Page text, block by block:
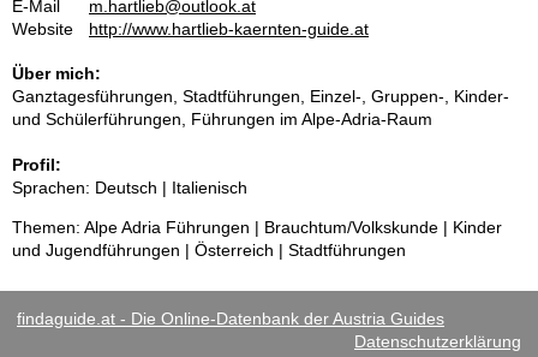
E-Mail
m.hartlieb@outlook.at
Website
http://www.hartlieb-kaernten-guide.at
Über mich:
Ganztagesführungen, Stadtführungen, Einzel-, Gruppen-, Kinder-
und Schülerführungen, Führungen im Alpe-Adria-Raum
Profil:
Sprachen: Deutsch | Italienisch
Themen: Alpe Adria Führungen | Brauchtum/Volkskunde | Kinder
und Jugendführungen | Österreich | Stadtführungen
findaguide.at - Die Online-Datenbank der Austria Guides
Datenschutzerklärung